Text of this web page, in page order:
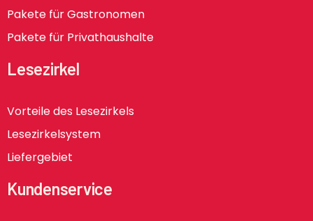
Pakete für Gastronomen
Pakete für Privathaushalte
Lesezirkel
Vorteile des Lesezirkels
Lesezirkelsystem
Liefergebiet
Kundenservice